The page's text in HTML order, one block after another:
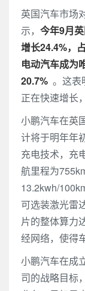
英国汽车市场
示， 今年9月
增长24.4%，
电动汽车成为
20.7% 。这表
正在快速增长
小鹏汽车在英
计将于明年年
充电技术，充
航里程为
13.2kwh/
可选装激光雷
片的整体算力
经网络，使得
小鹏汽车在成
司的战略目标